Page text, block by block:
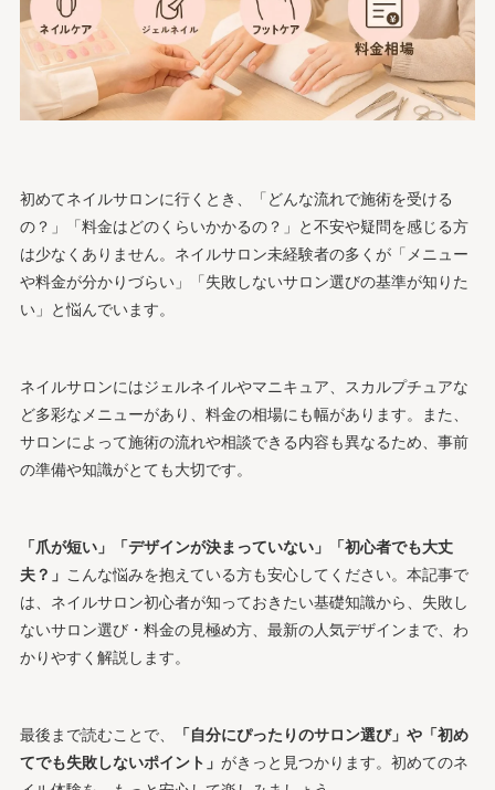
初めてネイルサロンに行くとき、「どんな流れで施術を受ける
の？」「料金はどのくらいかかるの？」と不安や疑問を感じる方
は少なくありません。ネイルサロン未経験者の多くが「メニュー
や料金が分かりづらい」「失敗しないサロン選びの基準が知りた
い」と悩んでいます。
ネイルサロンにはジェルネイルやマニキュア、スカルプチュアな
ど多彩なメニューがあり、料金の相場にも幅があります。また、
サロンによって施術の流れや相談できる内容も異なるため、事前
の準備や知識がとても大切です。
「爪が短い」「デザインが決まっていない」「初心者でも大丈
夫？」 こんな悩みを抱えている方も安心してください。本記事で
は、ネイルサロン初心者が知っておきたい基礎知識から、失敗し
ないサロン選び・料金の見極め方、最新の人気デザインまで、わ
かりやすく解説します。
最後まで読むことで、
「自分にぴったりのサロン選び」や「初め
てでも失敗しないポイント」 がきっと見つかります。初めてのネ